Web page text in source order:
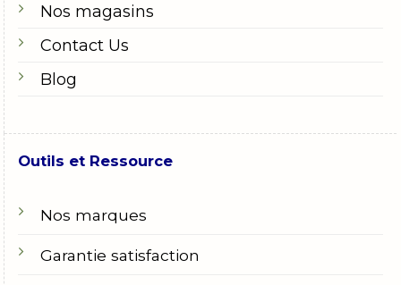
Nos magasins
Contact Us
Blog
Outils et Ressource
Nos marques
Garantie satisfaction